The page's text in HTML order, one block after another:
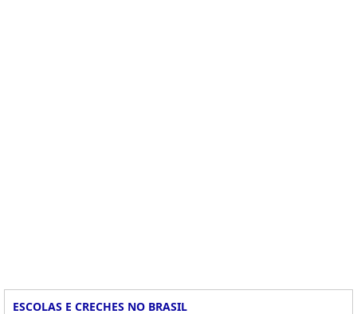
ESCOLAS E CRECHES NO BRASIL